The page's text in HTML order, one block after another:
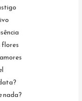
flores
nada?